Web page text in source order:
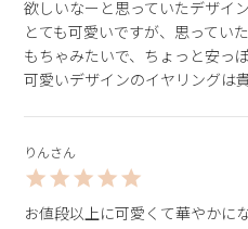
欲しいなーと思っていたデザイ
とても可愛いですが、思ってい
もちゃみたいで、ちょっと安っ
可愛いデザインのイヤリングは
りん
お値段以上に可愛くて華やかに